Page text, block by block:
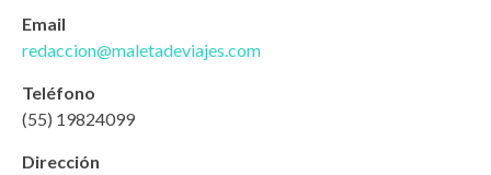
Email
redaccion@maletadeviajes.com
Teléfono
(55) 19824099
Dirección